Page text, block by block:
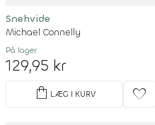
Snehvide
Michael Connelly
På lager
129,95 kr
shopping_bag LÆG I KURV favorite